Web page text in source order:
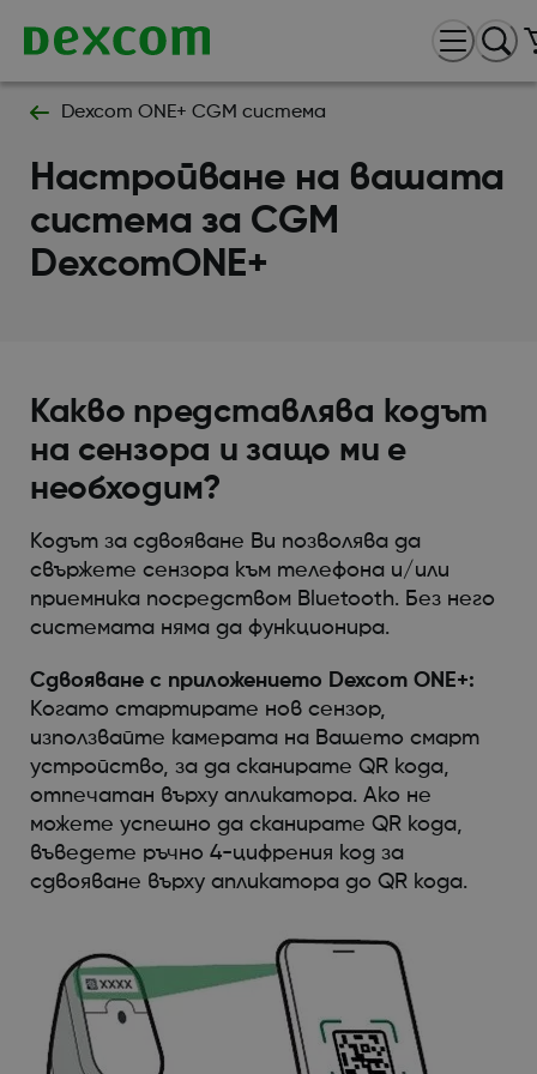
Dexcom ONE+ CGM система
Настройване на вашата
система за CGM
DexcomONE+
Какво представлява кодът
на сензора и защо ми е
необходим?
Кодът за сдвояване Ви позволява да
свържете сензора към телефона и/или
приемника посредством Bluetooth. Без него
системата няма да функционира.
Сдвояване с приложението Dexcom ONE+:
Когато стартирате нов сензор,
използвайте камерата на Вашето смарт
устройство, за да сканирате QR кода,
отпечатан върху апликатора. Ако не
можете успешно да сканирате QR кода,
въведете ръчно 4-цифрения код за
сдвояване върху апликатора до QR кода.